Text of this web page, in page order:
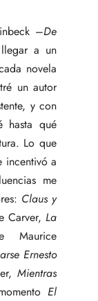
–De
a un
novela
un autor
y con
hasta qué
Lo que
incentivó a
me
Claus y
Carver,La
Maurice
Ernesto
Mientras
El